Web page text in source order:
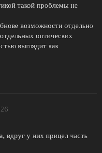
такой проблемы не
возможности отдельно
оптических
выглядит как
вдруг у них прицел часть